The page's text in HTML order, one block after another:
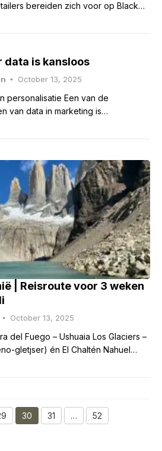
bereiden zich voor op Black
data is kansloos
October 13, 2025
personalisatie Een van de
van data in marketing is
| Reisroute voor 3 weken
October 13, 2025
del Fuego – Ushuaia Los Glaciers –
gletjser) én El Chaltén Nahuel
Page Page
30 Page
31 … Page
52